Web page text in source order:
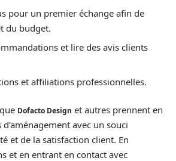
pour un premier échange afin de
du budget.
et lire des avis clients
et affiliations professionnelles.
Dofacto Design et autres prennent en
avec un souci
et de la satisfaction client. En
et en entrant en contact avec